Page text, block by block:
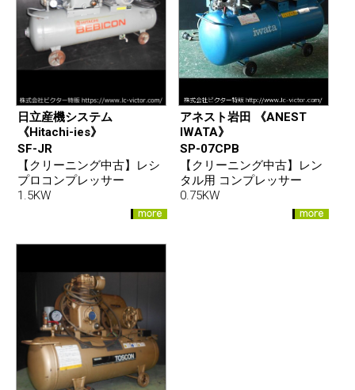
日立産機システム
《Hitachi-ies》
SF-JR
【クリーニング中古】レシ
プロコンプレッサー
1.5KW
アネスト岩田 《ANEST
IWATA》
SP-07CPB
【クリーニング中古】レン
タル用 コンプレッサー
0.75KW